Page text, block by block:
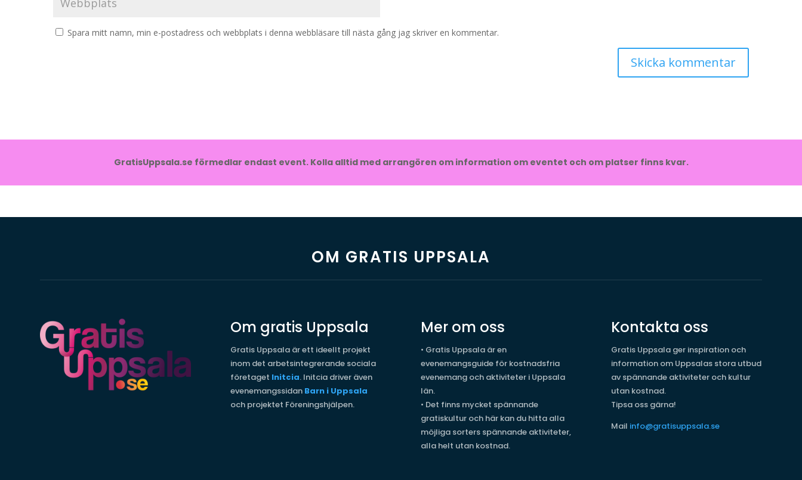
Spara mitt namn, min e-postadress och webbplats i denna webbläsare till nästa gång jag skriver en kommentar.
GratisUppsala.se förmedlar endast event. Kolla alltid med arrangören om information om eventet och om platser finns kvar.
OM GRATIS UPPSALA
Om gratis Uppsala
Gratis Uppsala är ett ideellt projekt
inom det arbetsintegrerande sociala
företaget Initcia. Initcia driver även
evenemangssidan Barn i Uppsala
och projektet Föreningshjälpen.
Mer om oss
• Gratis Uppsala är en
evenemangsguide för kostnadsfria
evenemang och aktiviteter i Uppsala
län.
• Det finns mycket spännande
gratiskultur och här kan du hitta alla
möjliga sorters spännande aktiviteter,
alla helt utan kostnad.
Kontakta oss
Gratis Uppsala ger inspiration och
information om Uppsalas stora utbud
av spännande aktiviteter och kultur
utan kostnad.
Tipsa oss gärna!
Mail info@gratisuppsala.se